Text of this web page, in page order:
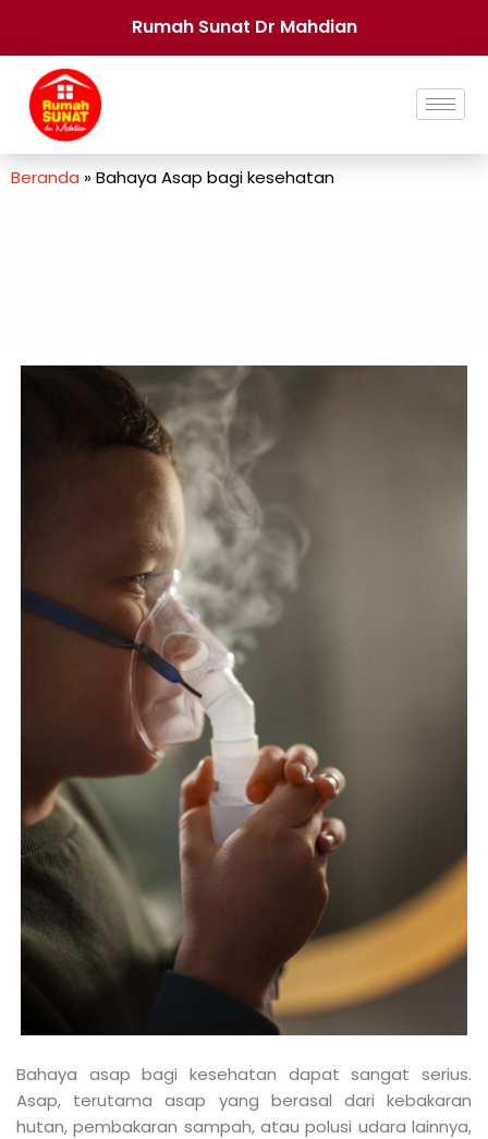
Rumah Sunat Dr Mahdian
Beranda »Bahaya Asap bagi kesehatan
Bahaya asap bagi kesehatan dapat sangat serius.
Asap, terutama asap yang berasal dari kebakaran
hutan, pembakaran sampah, atau polusi udara lainnya,